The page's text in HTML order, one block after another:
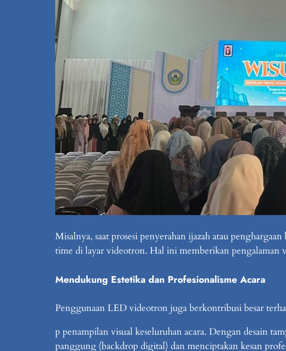
Misalnya, saat prosesi penyerahan ijazah atau
time di layar videotron. Hal ini memberikan pengalaman
Mendukung Estetika dan Profesionalisme Acara
Penggunaan LED videotron juga berkontribusi besar
p penampilan visual keseluruhan acara. Dengan desain
panggung (backdrop digital) dan menciptakan kesan